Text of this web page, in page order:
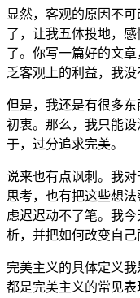
显然，客观的原因不
了，让我五体投地，
了。你写一篇好的文
乏客观上的利益，我没
但是，我还是有很多
初衷。那么，我只能
于，过分追求完美。
说来也有点讽刺。我
思考，也有把这些想
虑迟迟动不了笔。我
析，并把如何改变自己
完美主义的具体定义我
都是完美主义的常见